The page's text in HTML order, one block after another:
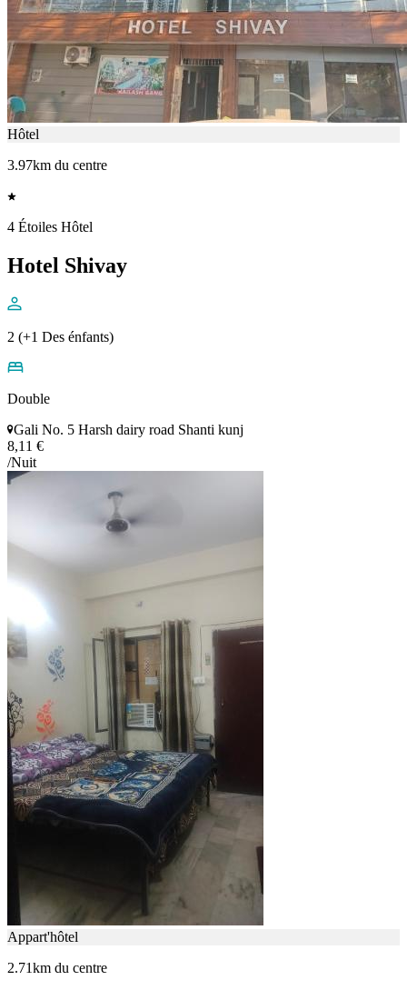
Hôtel
3.97km du centre
4 Étoiles Hôtel
Hotel Shivay
2 (+1 Des énfants)
Double
Gali No. 5 Harsh dairy road Shanti kunj
8,11 €
/Nuit
Appart'hôtel
2.71km du centre